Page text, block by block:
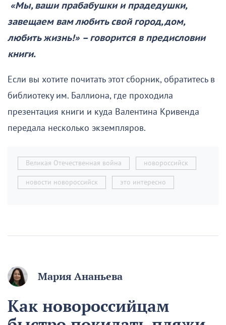
«Мы, ваши прабабушки и прадедушки,
завещаем вам любить свой город, дом,
любить жизнь!» – говорится в предисловии
книги.
Если вы хотите почитать этот сборник, обратитесь в
библиотеку им. Баллиона, где проходила
презентация книги и куда Валентина Кривенда
передала несколько экземпляров.
Великая Отечественная война новороссийск
новости новороссийск это интересно
Мария Ананьева
Как новороссийцам